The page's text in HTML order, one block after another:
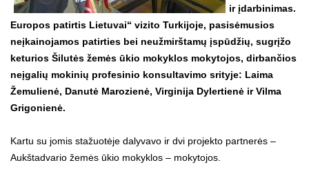
ir įdarbinimas.
Europos patirtis Lietuvai“ vizito Turkijoje, pasisėmusios
neįkainojamos patirties bei neužmirštamų įspūdžių, sugrįžo
keturios Šilutės žemės ūkio mokyklos mokytojos, dirbančios
neįgalių mokinių profesinio konsultavimo srityje: Laima
Žemulienė, Danutė Marozienė, Virginija Dylertienė ir Vilma
Grigonienė.
Kartu su jomis stažuotėje dalyvavo ir dvi projekto partnerės –
Aukštadvario žemės ūkio mokyklos – mokytojos.